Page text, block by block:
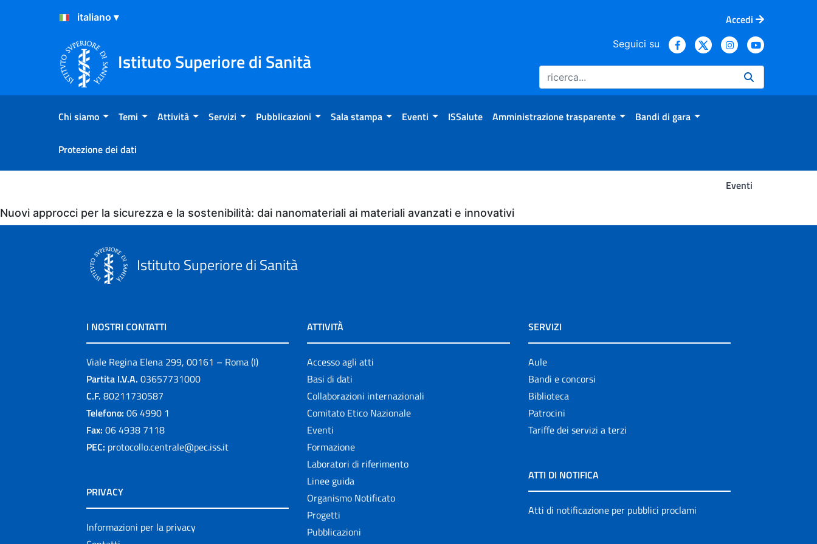
Salta al Contenuto
Salta al Footer
Accedi
Istituto Superiore di Sanità
Seguici su
Chi siamo Temi Attività Servizi Pubblicazioni Sala stampa Eventi ISSalute Amministrazione trasparente Bandi di gara
Protezione dei dati
Eventi
Eventi
Nuovi approcci per la sicurezza e la sostenibilità: dai nanomateriali ai materiali avanzati e innovativi
Istituto Superiore di Sanità
I NOSTRI CONTATTI
Viale Regina Elena 299, 00161 – Roma (I)
Partita I.V.A. 03657731000
C.F. 80211730587
Telefono: 06 4990 1
Fax: 06 4938 7118
PEC: protocollo.centrale@pec.iss.it
PRIVACY
Informazioni per la privacy
ATTIVITÀ
Accesso agli atti
Basi di dati
Collaborazioni internazionali
Comitato Etico Nazionale
Eventi
Formazione
Laboratori di riferimento
Linee guida
Organismo Notificato
Progetti
Pubblicazioni
SERVIZI
Aule
Bandi e concorsi
Biblioteca
Patrocini
Tariffe dei servizi a terzi
ATTI DI NOTIFICA
Atti di notificazione per pubblici proclami